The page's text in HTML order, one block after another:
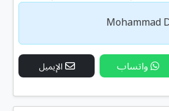
Mohammad
واتساب الإيميل